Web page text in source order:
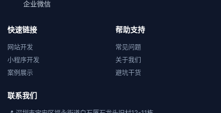
企业微信
快速链接
网站开发
小程序开发
案例展示
帮助支持
常见问题
关于我们
避坑干货
联系我们